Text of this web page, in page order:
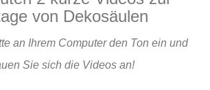
von Dekosäulen
an Ihrem Computer den Ton ein und
Sie sich die Videos an!